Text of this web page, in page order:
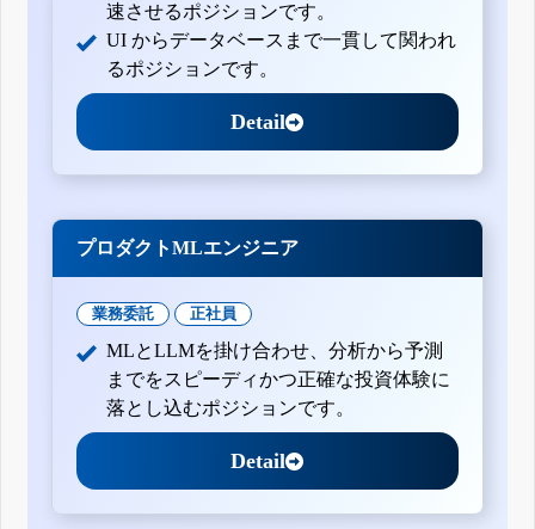
速させるポジションです。
UI からデータベースまで一貫して関われ
るポジションです。
Detail
プロダクトMLエンジニア
業務委託 正社員
MLとLLMを掛け合わせ、分析から予測
までをスピーディかつ正確な投資体験に
落とし込むポジションです。
Detail